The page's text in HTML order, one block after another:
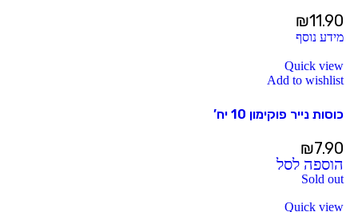
₪11.90
מידע נוסף
Quick view
Add to wishlist
כוסות נייר פוקימון 10 יח’
₪7.90
הוספה לסל
Sold out
Quick view